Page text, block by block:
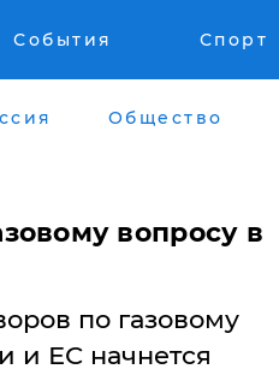
События Спорт
Общество
вопросу в
по газовому
и ЕС начнется